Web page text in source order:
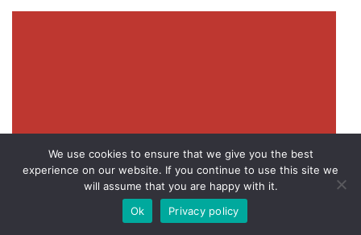
We use cookies to ensure that we give you the best
experience on our website. If you continue to use this site we
will assume that you are happy with it.
Ok
Privacy policy